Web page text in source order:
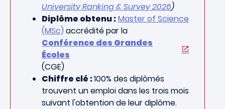
University Ranking & Survey 2026)
Diplôme obtenu :Master of Science
(MSc) accrédité par la
Conférence des Grandes
Écoles
(CGE)
Chiffre clé :100% des diplômés
trouvent un emploi dans les trois mois
suivant l'obtention de leur diplôme.